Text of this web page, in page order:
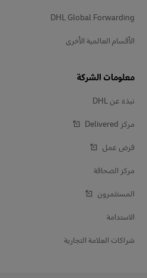
DHL Global Forwarding
الأقسام العالمية الأخرى
معلومات الشركة
نبذة عن DHL
مركز Delivered‎
فرص عمل
مركز الصحافة
المستثمرون
الاستدامة
شراكات العلامة التجارية